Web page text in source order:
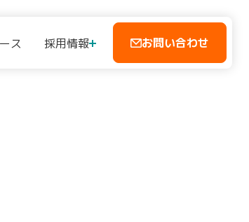
ス 採用情報 お問い合わせ